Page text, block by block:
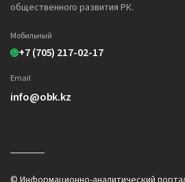
общественного развития РК.
Мобильный
+7 (705) 217-02-17
Email
info@obk.kz